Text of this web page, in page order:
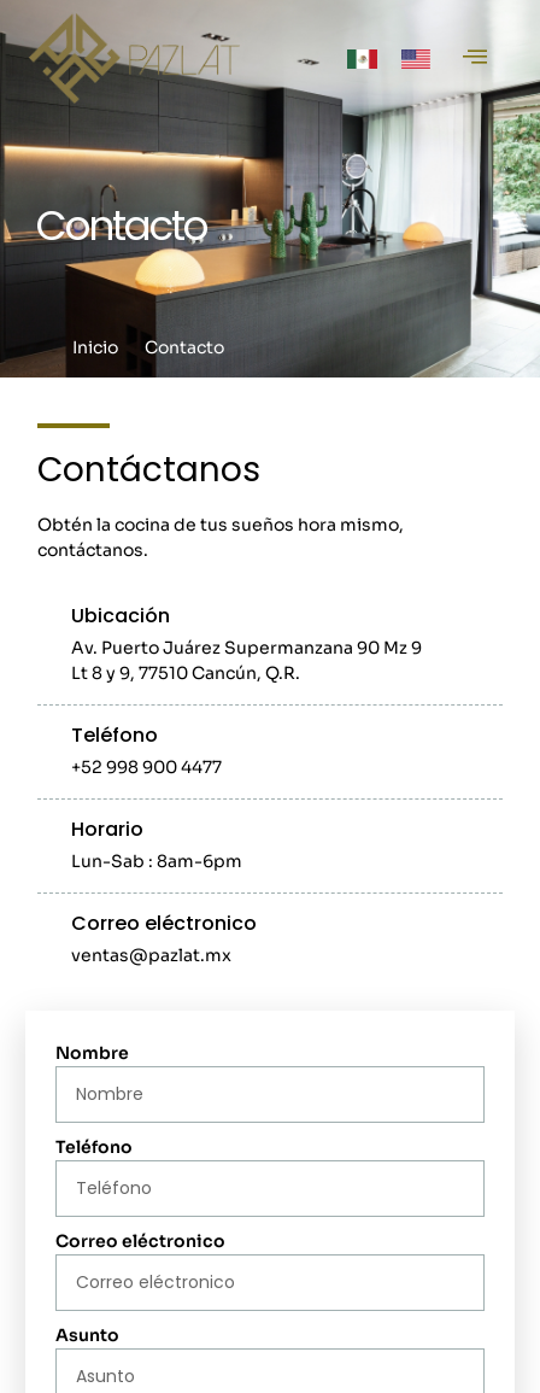
Inicio Contacto
Contacto
Contáctanos
Obtén la cocina de tus sueños hora mismo,
contáctanos.
Ubicación
Av. Puerto Juárez Supermanzana 90 Mz 9
Lt 8 y 9, 77510 Cancún, Q.R.
Teléfono
+52 998 900 4477
Horario
Lun-Sab : 8am-6pm
Correo eléctronico
ventas@pazlat.mx
Nombre
Teléfono
Correo eléctronico
Asunto